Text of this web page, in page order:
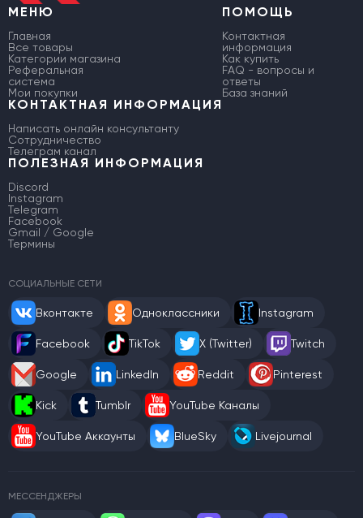
МЕНЮ
Главная
Все товары
Категории магазина
Реферальная
система
Мои покупки
ПОМОЩЬ
Контактная
информация
Как купить
FAQ - вопросы и
ответы
База знаний
КОНТАКТНАЯ ИНФОРМАЦИЯ
Написать онлайн консультанту
Сотрудничество
Телеграм канал
ПОЛЕЗНАЯ ИНФОРМАЦИЯ
Discord
Instagram
Telegram
Facebook
Gmail / Google
Термины
СОЦИАЛЬНЫЕ СЕТИ
Вконтакте Одноклассники Instagram
Facebook TikTok X (Twitter) Twitch
Google LinkedIn Reddit Pinterest
Kick Tumblr YouTube Каналы
YouTube Аккаунты BlueSky Livejournal
МЕССЕНДЖЕРЫ